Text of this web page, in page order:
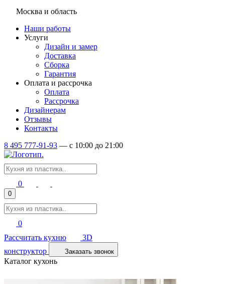
Москва и область
Наши работы
Услуги
Дизайн и замер
Доставка
Сборка
Гарантия
Оплата и рассрочка
Оплата
Рассрочка
Дизайнерам
Отзывы
Контакты
8 495 777-91-93 — c 10:00 до 21:00
0
0
0
Рассчитать кухню
3D
конструктор
Заказать звонок
Каталог кухонь